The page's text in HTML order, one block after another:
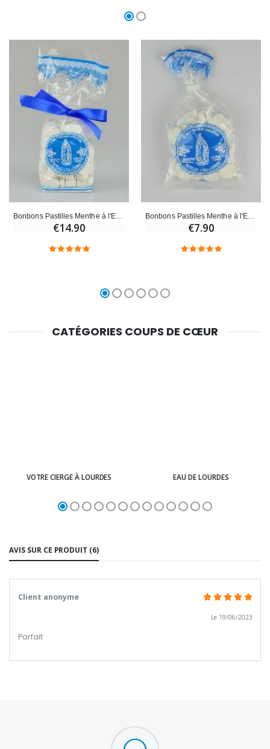
Bonbons Pastilles Menthe à l'Eau de Lourdes - 200g
€14.90
Bonbons Pastilles Menthe à l'Eau de Lourdes - 130g
€7.90
CATÉGORIES COUPS DE CŒUR
VOTRE CIERGE À LOURDES EAU DE LOURDES
AVIS SUR CE PRODUIT (6)
Client anonyme
Le 19/06/2023
Parfait